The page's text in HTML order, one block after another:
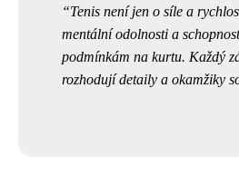
Tenis není jen o síle a
mentální odolnosti a
podmínkám na kurtu. Každý
rozhodují detaily a okamžiky